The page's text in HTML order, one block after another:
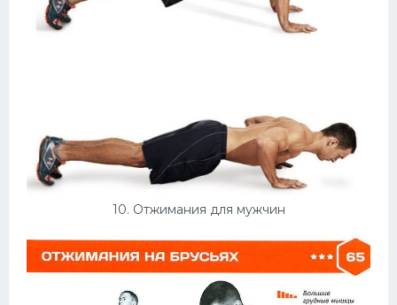
10. Отжимания для мужчин